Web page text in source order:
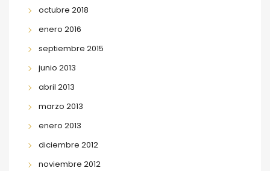
octubre 2018
enero 2016
septiembre 2015
junio 2013
abril 2013
marzo 2013
enero 2013
diciembre 2012
noviembre 2012